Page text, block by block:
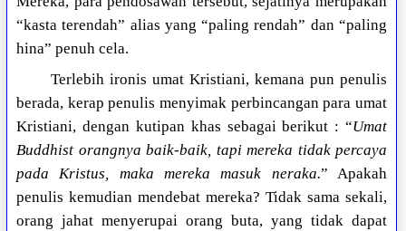
“kasta terendah” alias yang “paling rendah” dan “paling
hina” penuh cela.
Terlebih ironis umat Kristiani, kemana pun penulis
berada, kerap penulis menyimak perbincangan para umat
Kristiani, dengan kutipan khas sebagai berikut : “Umat
Buddhist orangnya baik-baik, tapi mereka tidak percaya
pada Kristus, maka mereka masuk neraka.” Apakah
penulis kemudian mendebat mereka? Tidak sama sekali,
orang jahat menyerupai orang buta, yang tidak dapat